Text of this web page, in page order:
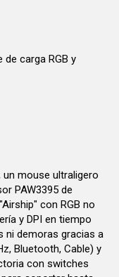
de carga RGB y
un mouse ultraligero
PAW3395 de
con RGB no
y DPI en tiempo
ni demoras gracias a
Bluetooth, Cable) y
con switches